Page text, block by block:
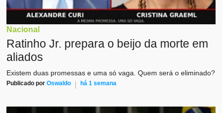
Nacional
Ratinho Jr. prepara o beijo da morte em
aliados
Existem duas promessas e uma só vaga. Quem será o eliminado?
Publicado porOswaldo há 1 semana